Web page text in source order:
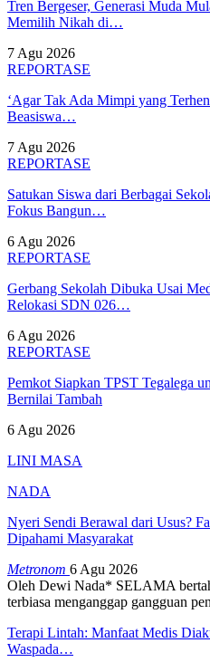
Tren Bergeser, Generasi Muda
Memilih Nikah di…
7 Agu 2026
REPORTASE
‘Agar Tak Ada Mimpi yang
Beasiswa…
7 Agu 2026
REPORTASE
Satukan Siswa dari Berbagai
Fokus Bangun…
6 Agu 2026
REPORTASE
Gerbang Sekolah Dibuka Usai
Relokasi SDN 026…
6 Agu 2026
REPORTASE
Pemkot Siapkan TPST Tegalega
Bernilai Tambah
6 Agu 2026
LINI MASA
NADA
Nyeri Sendi Berawal dari Usus?
Dipahami Masyarakat
Metronom 6 Agu 2026
Oleh Dewi Nada* SELAMA
terbiasa menganggap gangguan
Terapi Lintah: Manfaat Medis
Waspada…